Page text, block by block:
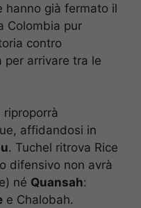
hanno già fermato il
Colombia pur
contro
per arrivare tra le
riproporrà
affidandosi in
. Tuchel ritrova Rice
difensivo non avrà
né Quansah:
e Chalobah.